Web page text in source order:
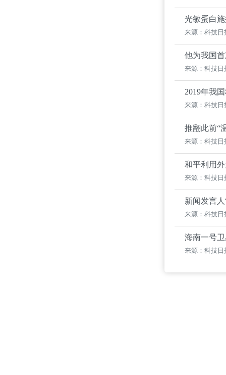
光敏蛋白
来源：科技日
他为我国
来源：科技日
2019年我
来源：科技日
推翻此前“
来源：科技日
和平利用
来源：科技日
新闻发言
来源：科技日
海南一号
来源：科技日